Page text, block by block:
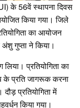
के 56वें स्थापना दिवस
किया गया। जिले
का आयोजन
गुप्ता ने किया।
प्रतियोगिता का
के प्रति जागरूक करना
प्रतियोगिता में
किया गया।